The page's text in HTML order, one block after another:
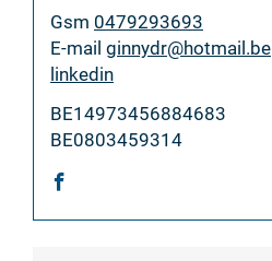
Gsm 0479293693
E-
mail
ginnydr@hotmail.be
Website
linkedin
Rekeningnummer
BE14973456884683
BTW
BE0803459314
Sociaal